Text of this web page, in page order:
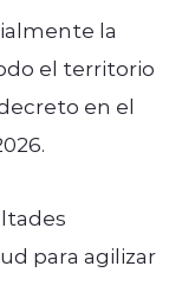
la
el territorio
en el
para agilizar